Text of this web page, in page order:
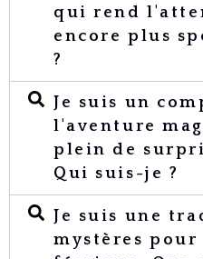
qui rend
encore plus
?
Je suis un
l'aventure
plein de
Qui suis-je ?
Je suis une
mystères